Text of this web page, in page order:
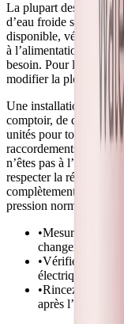
La plupart des
d’eau froide sous
disponible, vérifiez la
à l’alimentation
besoin. Pour les
modifier la plomberie.
Une installation DIY
comptoir, de douche
unités pour toute la
raccordements au
n’êtes pas à l’aise
respecter la
complètement le
pression normale.
•Mesurez
changements de
•Vérifiez les
électrique avant
•Rincez les
après l’installation.